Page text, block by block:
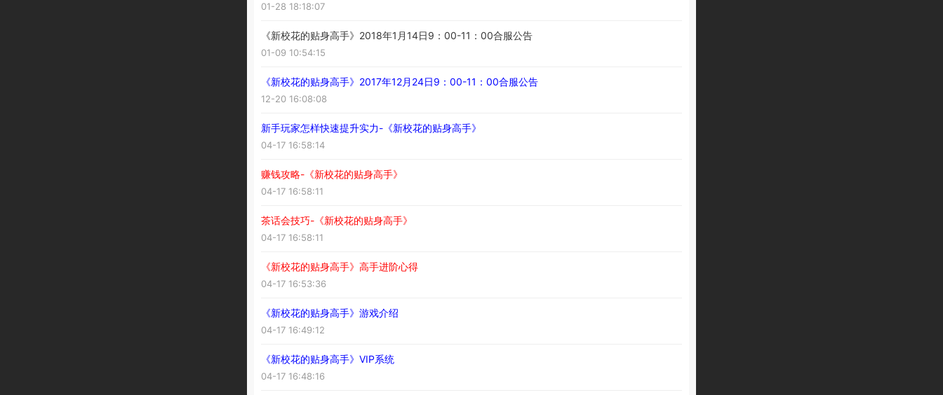
01-28 18:18:07
《新校花的贴身高手》2018年1月14日9：00-11：00合服公告
01-09 10:54:15
《新校花的贴身高手》2017年12月24日9：00-11：00合服公告
12-20 16:08:08
新手玩家怎样快速提升实力-《新校花的贴身高手》
04-17 16:58:14
赚钱攻略-《新校花的贴身高手》
04-17 16:58:11
茶话会技巧-《新校花的贴身高手》
04-17 16:58:11
《新校花的贴身高手》高手进阶心得
04-17 16:53:36
《新校花的贴身高手》游戏介绍
04-17 16:49:12
《新校花的贴身高手》VIP系统
04-17 16:48:16